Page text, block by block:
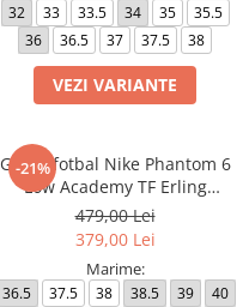
32 33 33.5 34 35
35.5
36
36.5 37 37.5 38
VEZI VARIANTE
-21%
Ghete fotbal Nike Phantom 6
Low Academy TF Erling
Haaland
479,00 Lei
379,00 Lei
Marime:
36.5 37.5 38 38.5 39
40